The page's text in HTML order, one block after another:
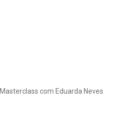
Masterclass com Eduarda Neves